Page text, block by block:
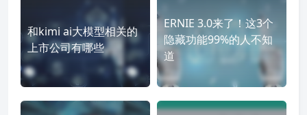
和kimi ai大模型相关的
上市公司有哪些
ERNIE 3.0来了！这3个
隐藏功能99%的人不知
道